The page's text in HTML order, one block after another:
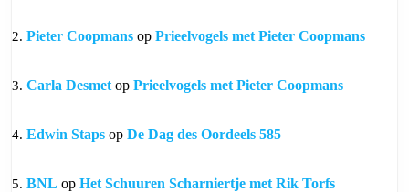
Pieter Coopmans op Prieelvogels met Pieter Coopmans
Carla Desmet op Prieelvogels met Pieter Coopmans
Edwin Staps op De Dag des Oordeels 585
BNL op Het Schuuren Scharniertje met Rik Torfs